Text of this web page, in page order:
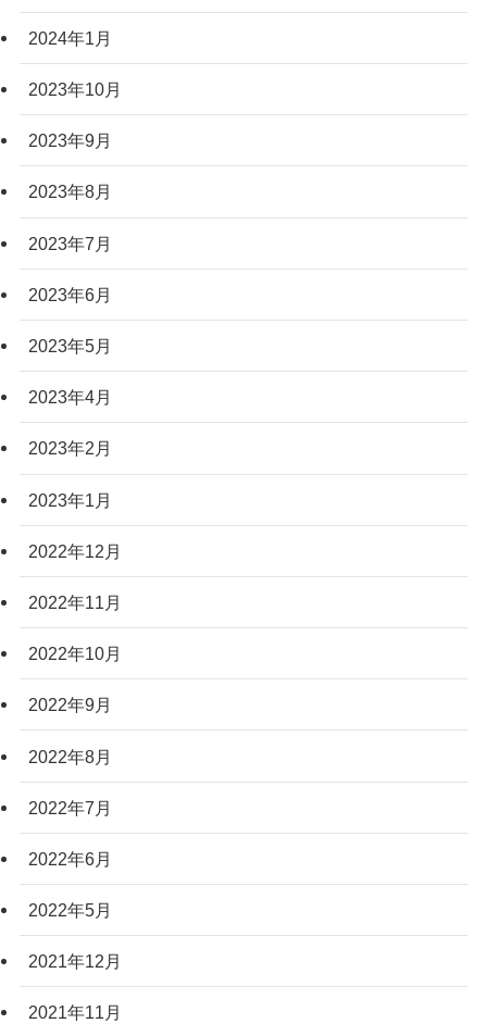
2024年1月
2023年10月
2023年9月
2023年8月
2023年7月
2023年6月
2023年5月
2023年4月
2023年2月
2023年1月
2022年12月
2022年11月
2022年10月
2022年9月
2022年8月
2022年7月
2022年6月
2022年5月
2021年12月
2021年11月